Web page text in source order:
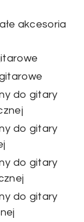
akcesoria
do gitary
do gitary
do gitary
do gitary